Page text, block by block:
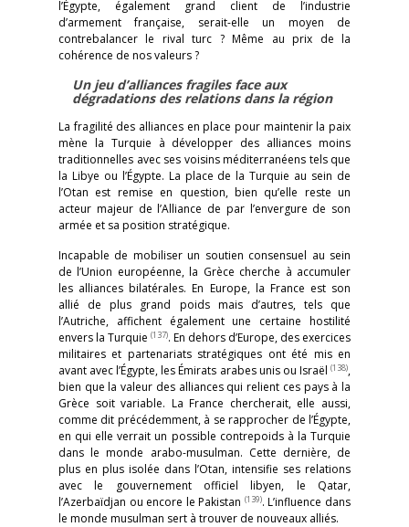
l’Égypte, également grand client de l’industrie
d’armement française, serait-elle un moyen de
contrebalancer le rival turc ? Même au prix de la
cohérence de nos valeurs ?
Un jeu d’alliances fragiles face aux
dégradations des relations dans la région
La fragilité des alliances en place pour maintenir la paix
mène la Turquie à développer des alliances moins
traditionnelles avec ses voisins méditerranéens tels que
la Libye ou l’Égypte. La place de la Turquie au sein de
l’Otan est remise en question, bien qu’elle reste un
acteur majeur de l’Alliance de par l’envergure de son
armée et sa position stratégique.
Incapable de mobiliser un soutien consensuel au sein
de l’Union européenne, la Grèce cherche à accumuler
les alliances bilatérales. En Europe, la France est son
allié de plus grand poids mais d’autres, tels que
l’Autriche, affichent également une certaine hostilité
envers la Turquie (137). En dehors d’Europe, des exercices
militaires et partenariats stratégiques ont été mis en
avant avec l’Égypte, les Émirats arabes unis ou Israël (138),
bien que la valeur des alliances qui relient ces pays à la
Grèce soit variable. La France chercherait, elle aussi,
comme dit précédemment, à se rapprocher de l’Égypte,
en qui elle verrait un possible contrepoids à la Turquie
dans le monde arabo-musulman. Cette dernière, de
plus en plus isolée dans l’Otan, intensifie ses relations
avec le gouvernement officiel libyen, le Qatar,
l’Azerbaïdjan ou encore le Pakistan (139). L’influence dans
le monde musulman sert à trouver de nouveaux alliés.